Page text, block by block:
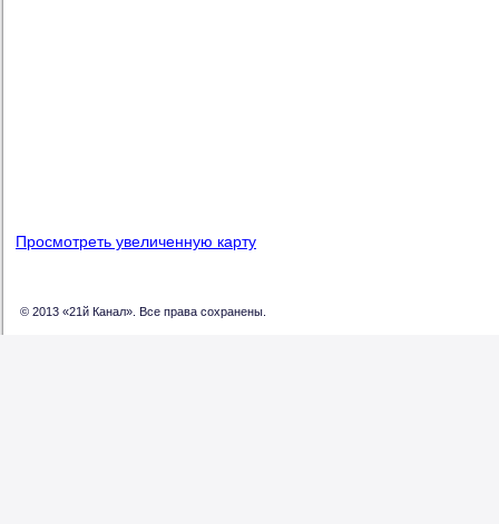
Просмотреть увеличенную карту
© 2013 «21й Канал». Все права сохранены.